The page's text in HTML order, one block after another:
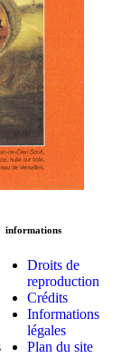
informations
Droits de
reproduction
Crédits
Informations
légales
Plan du site